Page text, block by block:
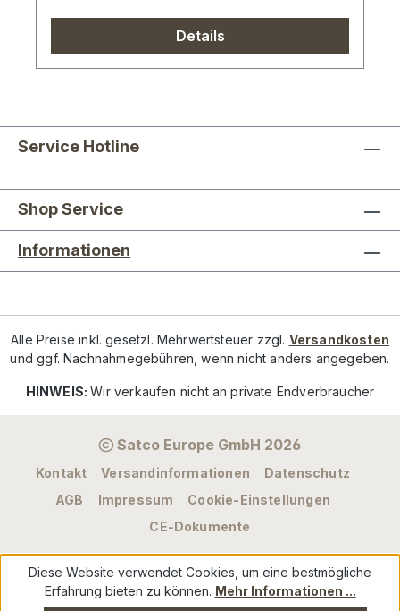
Details
Service Hotline
Shop Service
Informationen
Alle Preise inkl. gesetzl. Mehrwertsteuer zzgl. Versandkosten
und ggf. Nachnahmegebühren, wenn nicht anders angegeben.
HINWEIS:Wir verkaufen nicht an private Endverbraucher
Satco Europe GmbH 2026
Kontakt Versandinformationen
Datenschutz
AGB
Impressum
Cookie-Einstellungen
CE-Dokumente
Diese Website verwendet Cookies, um eine bestmögliche
Erfahrung bieten zu können. Mehr Informationen ...